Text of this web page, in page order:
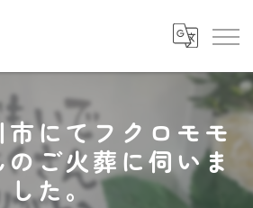
にてフクロモモ
ご火葬に伺いま
した。